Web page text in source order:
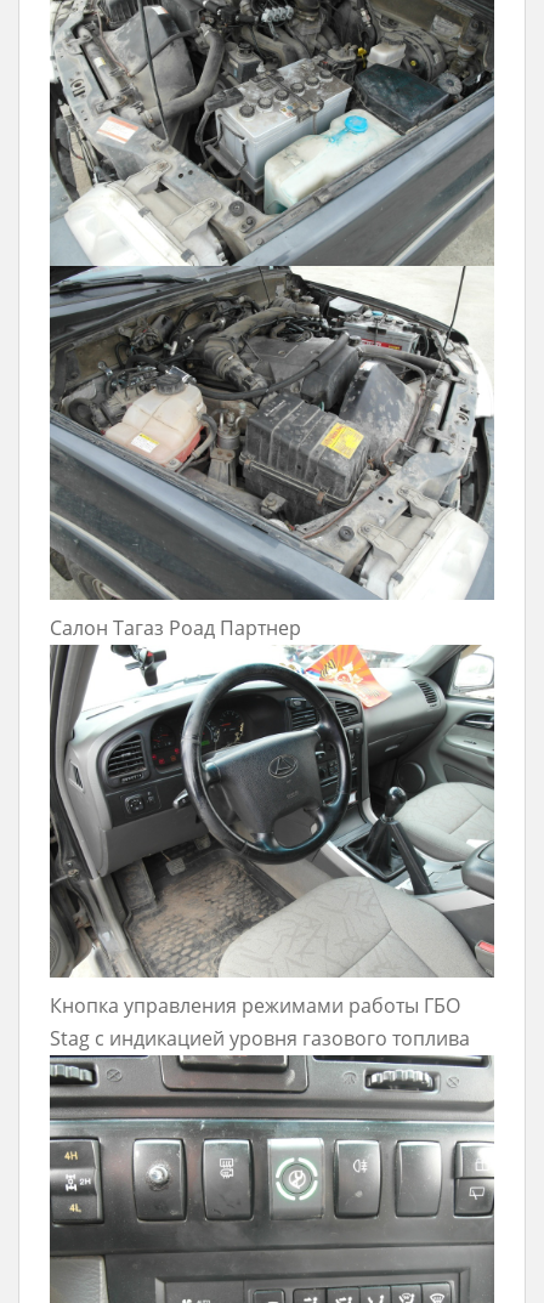
Салон Тагаз Роад Партнер
Кнопка управления режимами работы ГБО
Stag с индикацией уровня газового топлива